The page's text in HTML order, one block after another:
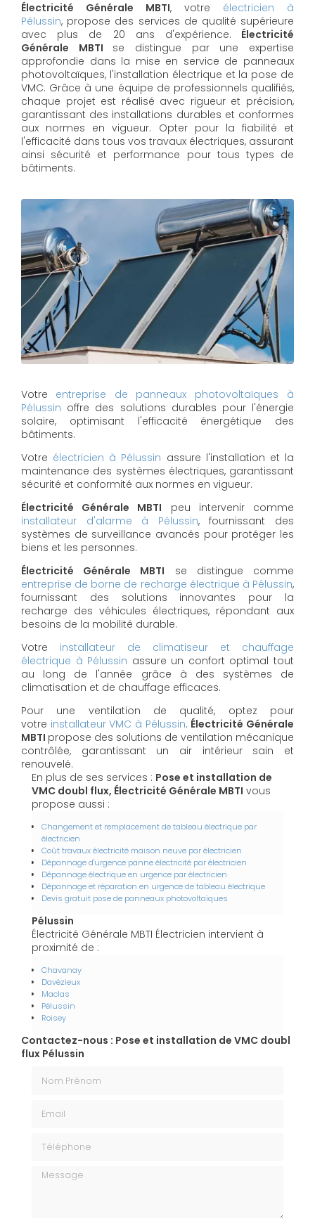
Électricité Générale MBTI, votre électricien à
Pélussin, propose des services de qualité supérieure
avec plus de 20 ans d'expérience. Électricité
Générale MBTI se distingue par une expertise
approfondie dans la mise en service de panneaux
photovoltaïques, l'installation électrique et la pose de
VMC. Grâce à une équipe de professionnels qualifiés,
chaque projet est réalisé avec rigueur et précision,
garantissant des installations durables et conformes
aux normes en vigueur. Opter pour la fiabilité et
l'efficacité dans tous vos travaux électriques, assurant
ainsi sécurité et performance pour tous types de
bâtiments.
Votre
entreprise de panneaux photovoltaïques à
Pélussin offre des solutions durables pour l'énergie
solaire, optimisant l'efficacité énergétique des
bâtiments.
Votre électricien à Pélussin assure l'installation et la
maintenance des systèmes électriques, garantissant
sécurité et conformité aux normes en vigueur.
Électricité Générale MBTI peu intervenir comme
installateur d'alarme à Pélussin, fournissant des
systèmes de surveillance avancés pour protéger les
biens et les personnes.
Électricité Générale MBTI se distingue comme
entreprise de borne de recharge électrique à Pélussin,
fournissant des solutions innovantes pour la
recharge des véhicules électriques, répondant aux
besoins de la mobilité durable.
Votre installateur de climatiseur et chauffage
électrique à Pélussin assure un confort optimal tout
au long de l'année grâce à des systèmes de
climatisation et de chauffage efficaces.
Pour une ventilation de qualité, optez pour
votre installateur VMC à Pélussin. Électricité Générale
MBTI propose des solutions de ventilation mécanique
contrôlée, garantissant un air intérieur sain et
renouvelé.
En plus de ses services : Pose et installation de
VMC doubl flux, Électricité Générale MBTI vous
propose aussi :
Changement et remplacement de tableau électrique par
électricien
Coût travaux électricité maison neuve par électricien
Dépannage d'urgence panne électricité par électricien
Dépannage électrique en urgence par électricien
Dépannage et réparation en urgence de tableau électrique
Devis gratuit pose de panneaux photovoltaïques
Pélussin
Électricité Générale MBTI Électricien intervient à
proximité de :
Chavanay
Davézieux
Maclas
Pélussin
Roisey
Contactez-nous : Pose et installation de VMC doubl
flux Pélussin
Message